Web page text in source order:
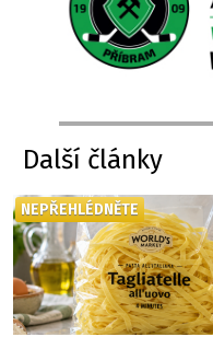
Další články
NEPŘEHLÉDNĚTE